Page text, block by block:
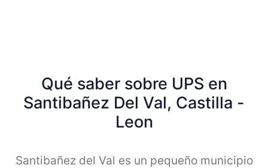
Qué saber sobre UPS en
Santibañez Del Val, Castilla -
Leon
Santibañez del Val es un pequeño municipio